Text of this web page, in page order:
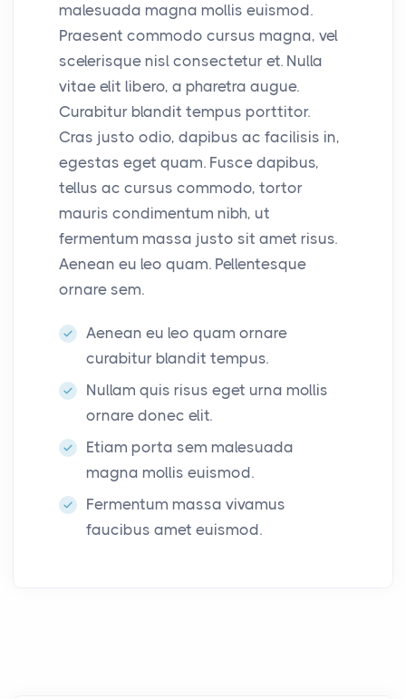
malesuada magna mollis euismod.
Praesent commodo cursus magna, vel
scelerisque nisl consectetur et. Nulla
vitae elit libero, a pharetra augue.
Curabitur blandit tempus porttitor.
Cras justo odio, dapibus ac facilisis in,
egestas eget quam. Fusce dapibus,
tellus ac cursus commodo, tortor
mauris condimentum nibh, ut
fermentum massa justo sit amet risus.
Aenean eu leo quam. Pellentesque
ornare sem.
Aenean eu leo quam ornare
curabitur blandit tempus.
Nullam quis risus eget urna mollis
ornare donec elit.
Etiam porta sem malesuada
magna mollis euismod.
Fermentum massa vivamus
faucibus amet euismod.